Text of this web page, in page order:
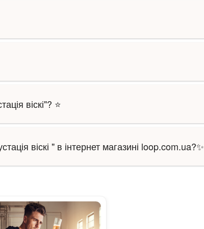
віскі"? ⭐
віскі " в інтернет магазині loop.com.ua?✨